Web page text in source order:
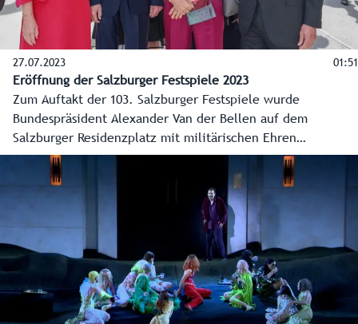
27.07.2023 01:51
Eröffnung der Salzburger Festspiele 2023
Zum Auftakt der 103. Salzburger Festspiele wurde
Bundespräsident Alexander Van der Bellen auf dem
Salzburger Residenzplatz mit militärischen Ehren
empfangen. Von dort ging es mit vielen Ehrengästen durch
die Altstadt zum Eröffnungsfestakt in die Felsenreitschule.